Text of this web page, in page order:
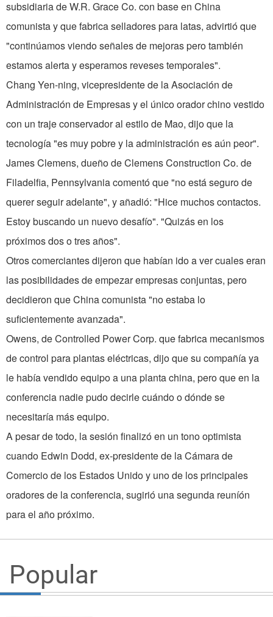
subsidiaria de W.R. Grace Co. con base en China
comunista y que fabrica selladores para latas, advirtió que
"continúamos viendo señales de mejoras pero también
estamos alerta y esperamos reveses temporales".
Chang Yen-ning, vicepresidente de la Asociación de
Administración de Empresas y el único orador chino vestido
con un traje conservador al estilo de Mao, dijo que la
tecnología "es muy pobre y la administración es aún peor".
James Clemens, dueño de Clemens Construction Co. de
Filadelfia, Pennsylvania comentó que "no está seguro de
querer seguir adelante", y añadió: "Hice muchos contactos.
Estoy buscando un nuevo desafío". "Quizás en los
próximos dos o tres años".
Otros comerciantes dijeron que habían ido a ver cuales eran
las posibilidades de empezar empresas conjuntas, pero
decidieron que China comunista "no estaba lo
suficientemente avanzada".
Owens, de Controlled Power Corp. que fabrica mecanismos
de control para plantas eléctricas, dijo que su compañía ya
le había vendido equipo a una planta china, pero que en la
conferencia nadie pudo decirle cuándo o dónde se
necesitaría más equipo.
A pesar de todo, la sesión finalizó en un tono optimista
cuando Edwin Dodd, ex-presidente de la Cámara de
Comercio de los Estados Unido y uno de los principales
oradores de la conferencia, sugirió una segunda reuníón
para el año próximo.
Popular